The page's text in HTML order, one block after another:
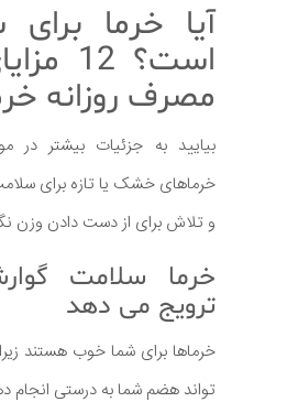
آیا خرما
است؟
مصرف روزانه
بیایید به جزئیات بیشتر
خرماهای خشک یا تازه برای
و تلاش برای از دست دادن وزن
خرما سلامت
ترویج می دهد
خرماها برای شما خوب هستند زیرا
تواند هضم شما به درستی انجام